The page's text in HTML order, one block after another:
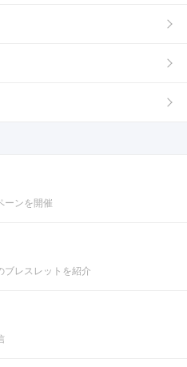
ーンを開催
ブレスレットを紹介